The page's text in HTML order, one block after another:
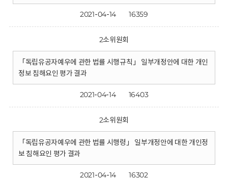
2021-04-14 16359
2소위원회
「독립유공자예우에 관한 법률 시행규칙」 일부개정안에 대한 개인
정보 침해요인 평가 결과
2021-04-14 16403
2소위원회
「독립유공자예우에 관한 법률 시행령」 일부개정안에 대한 개인정
보 침해요인 평가 결과
2021-04-14 16302